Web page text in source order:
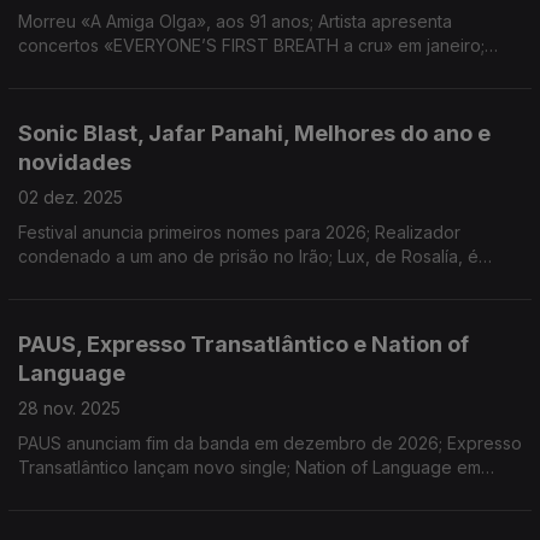
Morreu «A Amiga Olga», aos 91 anos; Artista apresenta
concertos «EVERYONE’S FIRST BREATH a cru» em janeiro;
Sonic Blast, Jafar Panahi, Melhores do ano e
novidades
02 dez. 2025
Festival anuncia primeiros nomes para 2026; Realizador
condenado a um ano de prisão no Irão; Lux, de Rosalía, é
PAUS, Expresso Transatlântico e Nation of
Language
28 nov. 2025
PAUS anunciam fim da banda em dezembro de 2026; Expresso
Transatlântico lançam novo single; Nation of Language em